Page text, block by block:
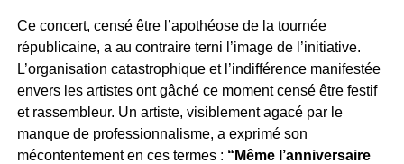
Ce concert, censé être l’apothéose de la tournée
républicaine, a au contraire terni l’image de l’initiative.
L’organisation catastrophique et l’indifférence manifestée
envers les artistes ont gâché ce moment censé être festif
et rassembleur. Un artiste, visiblement agacé par le
manque de professionnalisme, a exprimé son
mécontentement en ces termes : “Même l’anniversaire